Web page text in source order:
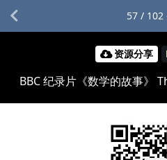
资源分享
BBC 纪录片《数学的故事》
57 / 102